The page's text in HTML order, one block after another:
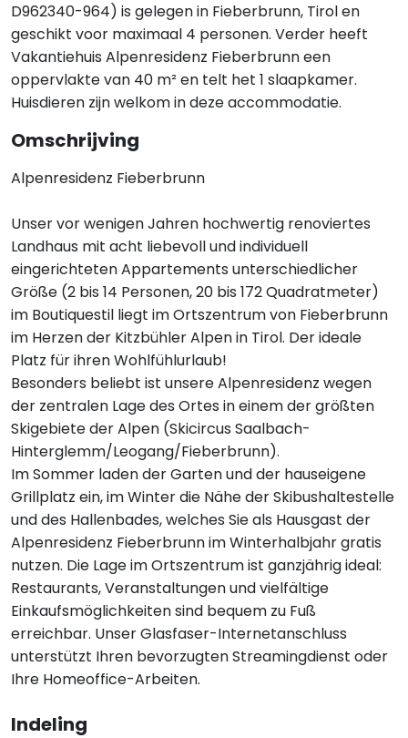
D962340-964) is gelegen in Fieberbrunn, Tirol en
geschikt voor maximaal 4 personen. Verder heeft
Vakantiehuis Alpenresidenz Fieberbrunn een
oppervlakte van 40 m² en telt het 1 slaapkamer.
Huisdieren zijn welkom in deze accommodatie.
Omschrijving
Alpenresidenz Fieberbrunn
Unser vor wenigen Jahren hochwertig renoviertes
Landhaus mit acht liebevoll und individuell
eingerichteten Appartements unterschiedlicher
Größe (2 bis 14 Personen, 20 bis 172 Quadratmeter)
im Boutiquestil liegt im Ortszentrum von Fieberbrunn
im Herzen der Kitzbühler Alpen in Tirol. Der ideale
Platz für ihren Wohlfühlurlaub!
Besonders beliebt ist unsere Alpenresidenz wegen
der zentralen Lage des Ortes in einem der größten
Skigebiete der Alpen (Skicircus Saalbach-
Hinterglemm/Leogang/Fieberbrunn).
Im Sommer laden der Garten und der hauseigene
Grillplatz ein, im Winter die Nähe der Skibushaltestelle
und des Hallenbades, welches Sie als Hausgast der
Alpenresidenz Fieberbrunn im Winterhalbjahr gratis
nutzen. Die Lage im Ortszentrum ist ganzjährig ideal:
Restaurants, Veranstaltungen und vielfältige
Einkaufsmöglichkeiten sind bequem zu Fuß
erreichbar. Unser Glasfaser-Internetanschluss
unterstützt Ihren bevorzugten Streamingdienst oder
Ihre Homeoffice-Arbeiten.
Indeling